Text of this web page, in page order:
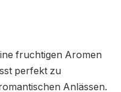
fruchtigen Aromen
perfekt zu
Anlässen.